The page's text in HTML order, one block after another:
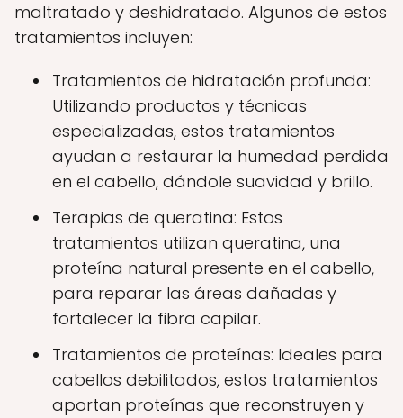
maltratado y deshidratado. Algunos de estos
tratamientos incluyen:
Tratamientos de hidratación profunda:
Utilizando productos y técnicas
especializadas, estos tratamientos
ayudan a restaurar la humedad perdida
en el cabello, dándole suavidad y brillo.
Terapias de queratina: Estos
tratamientos utilizan queratina, una
proteína natural presente en el cabello,
para reparar las áreas dañadas y
fortalecer la fibra capilar.
Tratamientos de proteínas: Ideales para
cabellos debilitados, estos tratamientos
aportan proteínas que reconstruyen y